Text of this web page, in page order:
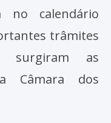
no calendário
trâmites
surgiram as
Câmara dos